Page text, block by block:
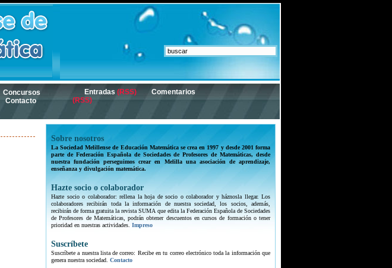
Concursos
Contacto
Entradas (RSS)
Comentarios
(RSS)
Sobre nosotros
La Sociedad Melillense de Educación Matemática se crea en 1997 y desde 2001 forma
parte de Federación Española de Sociedades de Profesores de Matemáticas, desde
nuestra fundación perseguimos crear en Melilla una asociación de aprendizaje,
enseñanza y divulgación matemática.
Hazte socio o colaborador
Hazte socio o colaborador: rellena la hoja de socio o colaborador y háznosla llegar. Los
colaboradores recibirán toda la información de nuestra sociedad, los socios, además,
recibirán de forma gratuita la revista SUMA que edita la Federación Española de Sociedades
de Profesores de Matemáticas, podrán obtener descuentos en cursos de formación o tener
prioridad en nuestras actividades. Impreso
Suscríbete
Suscríbete a nuestra lista de correo: Recibe en tu correo electrónico toda la información que
genera nuestra sociedad. Contacto